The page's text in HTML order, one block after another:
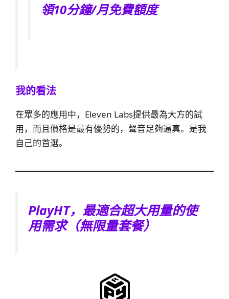
領10分鐘/月免費額度
我的看法
在眾多的應用中，Eleven Labs提供最為大方的試
用，而且價格是最有優勢的，聲音足夠逼真。是我
自己的首選。
PlayHT，最適合超大用量的使
用需求（無限量套餐）